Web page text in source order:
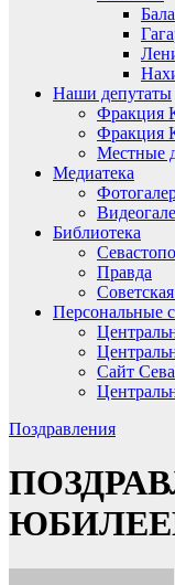
Наши депутаты
Фракция
Фракция
Местные
Медиатека
Библиотека
Правда
Персональные
Сайт
Поздравления